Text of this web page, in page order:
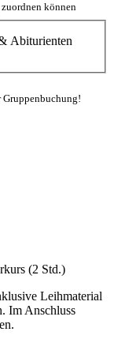
können
Abiturienten
Gruppenbuchung!
(2 Std.)
Leihmaterial
Im Anschluss